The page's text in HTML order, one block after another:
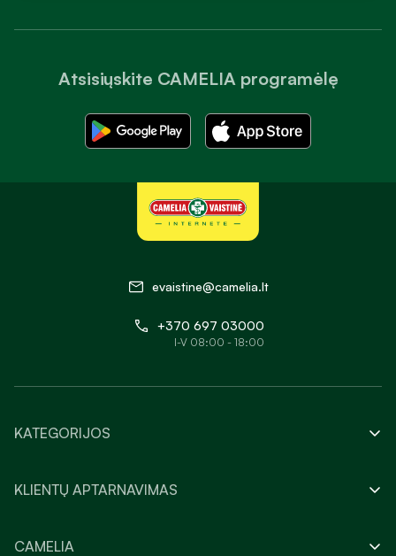
Atsisiųskite CAMELIA programėlę
evaistine@camelia.lt
+370 697 03000
I-V 08:00 - 18:00
KATEGORIJOS
KLIENTŲ APTARNAVIMAS
CAMELIA